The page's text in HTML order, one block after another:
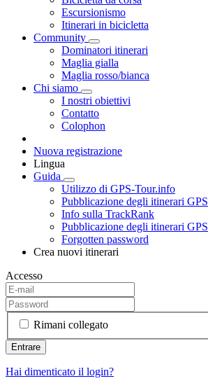
Escursionismo
Itinerari in bicicletta
Community
Dominatori itinerari
Maglia gialla
Maglia rosso/bianca
Chi siamo
I nostri obiettivi
Contatto
Colophon
Nuova registrazione
Lingua
Guida
Utilizzo di GPS-Tour.info
Pubblicazione degli itinerari GPS
Info sulla TrackRank
Pubblicazione degli itinerari GPS
Forgotten password
Crea nuovi itinerari
Accesso
Rimani collegato
Hai dimenticato il login?